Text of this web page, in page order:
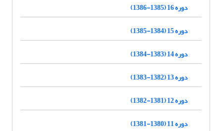
دوره 16 (1385-1386)
دوره 15 (1384-1385)
دوره 14 (1383-1384)
دوره 13 (1382-1383)
دوره 12 (1381-1382)
دوره 11 (1380-1381)